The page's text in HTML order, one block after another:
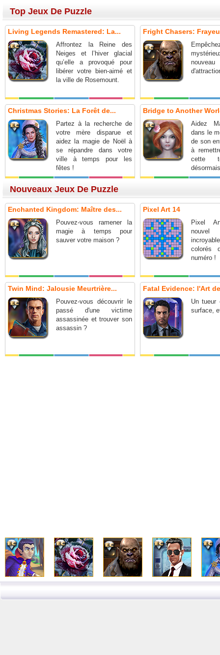
Top Jeux De Puzzle
Living Legends Remastered: La...
Affrontez la Reine des
Neiges et l’hiver glacial
qu’elle a provoqué pour
libérer votre bien-aimé et
la ville de Rosemount.
Fright Chasers:
Christmas Stories: La Forêt de...
Partez à la recherche de
votre mère disparue et
aidez la magie de Noël à
se répandre dans votre
ville à temps pour les
fêtes !
Bridge to Another
Aidez
dans le
de son
à
cette
Nouveaux Jeux De Puzzle
Enchanted Kingdom: Maître des...
Pouvez-vous ramener la
magie à temps pour
sauver votre maison ?
Pixel Art 14
Pixel
colorés
numéro !
Twin Mind: Jalousie Meurtrière...
Pouvez-vous découvrir le
passé d'une victime
assassinée et trouver son
assassin ?
Fatal Evidence: l'Art
Un tueur
surface,